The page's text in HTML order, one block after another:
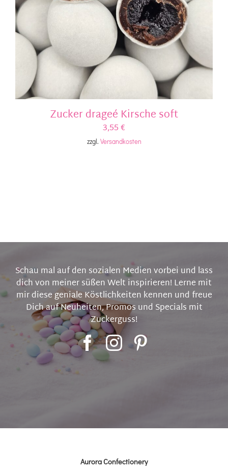
Zucker drageé Kirsche soft
3,55€
zzgl. Versandkosten
Schau mal auf den sozialen Medien vorbei und lass
dich von meiner süßen Welt inspirieren! Lerne mit
mir diese geniale Köstlichkeiten kennen und freue
Dich auf Neuheiten, Promos und Specials mit
Zuckerguss!
Aurora Confectionery